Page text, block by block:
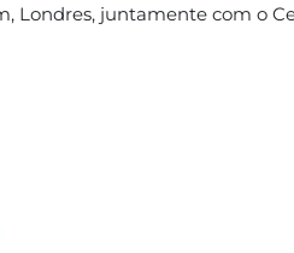
Londres, juntamente com o